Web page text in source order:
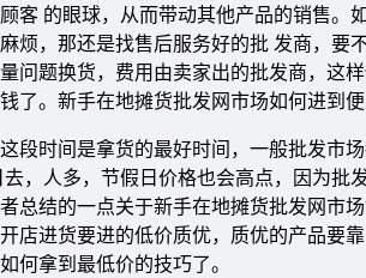
客 的眼球，从而带动其他产品的销售。
烦，那还是找售后服务好的批 发商，要
问题换货，费用由卖家出的批发商，这
了。新手在地摊货批发网市场如何进到
段时间是拿货的最好时间，一般批发市
，人多，节假日价格也会高点，因为批
结的一点关于新手在地摊货批发网市
店进货要进的低价质优，质优的产品要
何拿到最低价的技巧了。